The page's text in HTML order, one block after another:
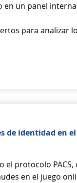
en un panel
para analizar
de identidad en
protocolo PACS,
en el juego